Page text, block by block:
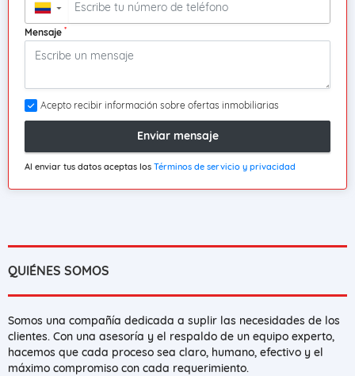
▼
Mensaje *
Acepto recibir información sobre ofertas inmobiliarias
Enviar mensaje
Al enviar tus datos aceptas los Términos de servicio y privacidad
QUIÉNES SOMOS
Somos una compañía dedicada a suplir las necesidades de los
clientes. Con una asesoría y el respaldo de un equipo experto,
hacemos que cada proceso sea claro, humano, efectivo y el
máximo compromiso con cada requerimiento.